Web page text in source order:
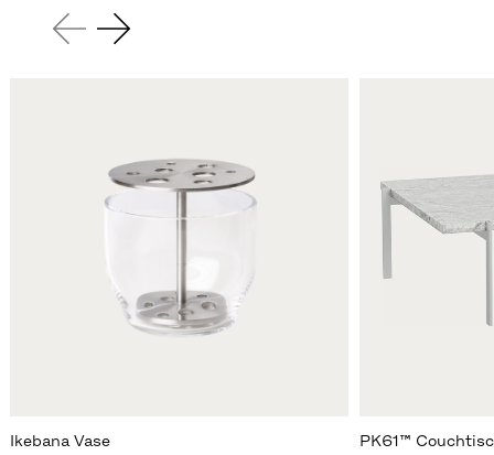
Ikebana Vase PK61™